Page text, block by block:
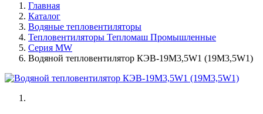
Главная
Каталог
Водяные тепловентиляторы
Тепловентиляторы Тепломаш Промышленные
Серия MW
Водяной тепловентилятор КЭВ-19М3,5W1 (19М3,5W1)